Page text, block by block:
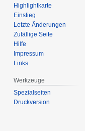
Highlightkarte
Einstieg
Letzte Änderungen
Zufällige Seite
Hilfe
Impressum
Links
Werkzeuge
Spezialseiten
Druckversion